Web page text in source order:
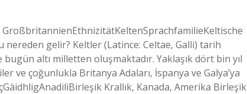
gelir? Keltler (Latince: Celtae, Galli) tarih
altı milletten oluşmaktadır. Yaklaşık dört bin yıl
ve çoğunlukla Britanya Adaları, İspanya ve Galya’ya
Krallık, Kanada, Amerika Birleşik